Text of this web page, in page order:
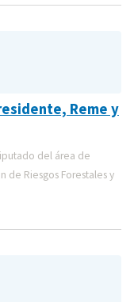
Reme y
del área de
de Riesgos Forestales y